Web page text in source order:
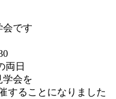
です
両日
学会を
することになりました